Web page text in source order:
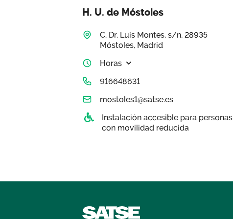
H. U. de Móstoles
C. Dr. Luis Montes, s/n, 28935
Móstoles, Madrid
Horas
916648631
mostoles1@satse.es
Instalación accesible para personas
con movilidad reducida